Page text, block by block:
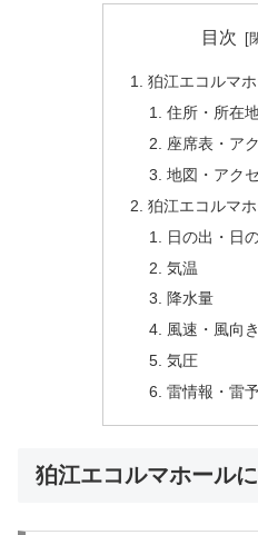
目次
狛江エコルマ
住所・所在
座席表・ア
地図・アク
狛江エコルマ
日の出・日
気温
降水量
風速・風向き
気圧
雷情報・雷
狛江エコルマホール